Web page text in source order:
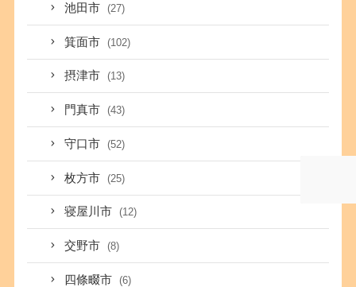
池田市 (27)
箕面市 (102)
摂津市 (13)
門真市 (43)
守口市 (52)
枚方市 (25)
寝屋川市 (12)
交野市 (8)
四條畷市 (6)